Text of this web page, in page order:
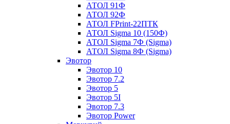
АТОЛ 91Ф
АТОЛ 92Ф
АТОЛ FPrint-22ПТК
АТОЛ Sigma 10 (150Ф)
АТОЛ Sigma 7Ф (Sigma)
АТОЛ Sigma 8Ф (Sigma)
Эвотор
Эвотор 10
Эвотор 7.2
Эвотор 5
Эвотор 5I
Эвотор 7.3
Эвотор Power